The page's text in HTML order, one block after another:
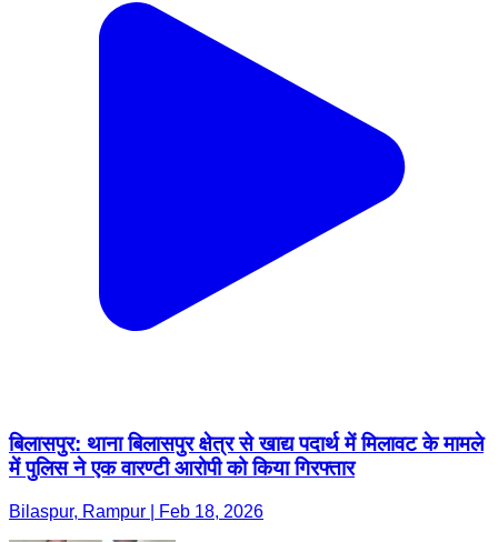
बिलासपुर: थाना बिलासपुर क्षेत्र से खाद्य पदार्थ में मिलावट के मामले
में पुलिस ने एक वारण्टी आरोपी को किया गिरफ्तार
Bilaspur, Rampur | Feb 18, 2026